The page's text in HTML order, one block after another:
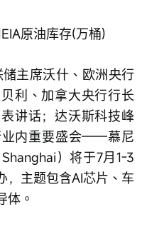
原油库存(万桶)
储主席沃什、欧洲央行
利、加拿大央行行长
讲话；达沃斯科技峰
业内重要盛会——慕尼
）将于7月1-3
，主题包含AI芯片、车
体。